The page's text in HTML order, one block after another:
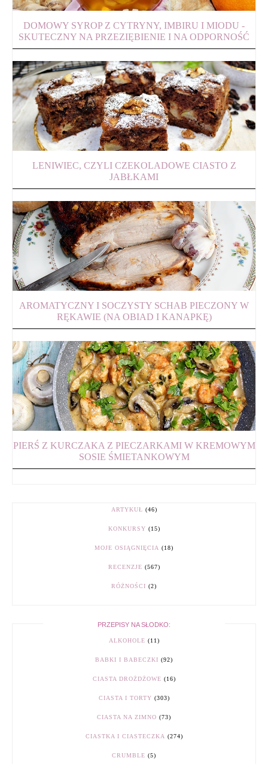
DOMOWY SYROP Z CYTRYNY, IMBIRU I MIODU -
SKUTECZNY NA PRZEZIĘBIENIE I NA ODPORNOŚĆ
LENIWIEC, CZYLI CZEKOLADOWE CIASTO Z
JABŁKAMI
AROMATYCZNY I SOCZYSTY SCHAB PIECZONY W
RĘKAWIE (NA OBIAD I KANAPKĘ)
PIERŚ Z KURCZAKA Z PIECZARKAMI W KREMOWYM
SOSIE ŚMIETANKOWYM
ARTYKUŁ (46)
KONKURSY (15)
MOJE OSIĄGNIĘCIA (18)
RECENZJE (567)
RÓŻNOŚCI (2)
PRZEPISY NA SŁODKO:
ALKOHOLE (11)
BABKI I BABECZKI (92)
CIASTA DROŻDŻOWE (16)
CIASTA I TORTY (303)
CIASTA NA ZIMNO (73)
CIASTKA I CIASTECZKA (274)
CRUMBLE (5)